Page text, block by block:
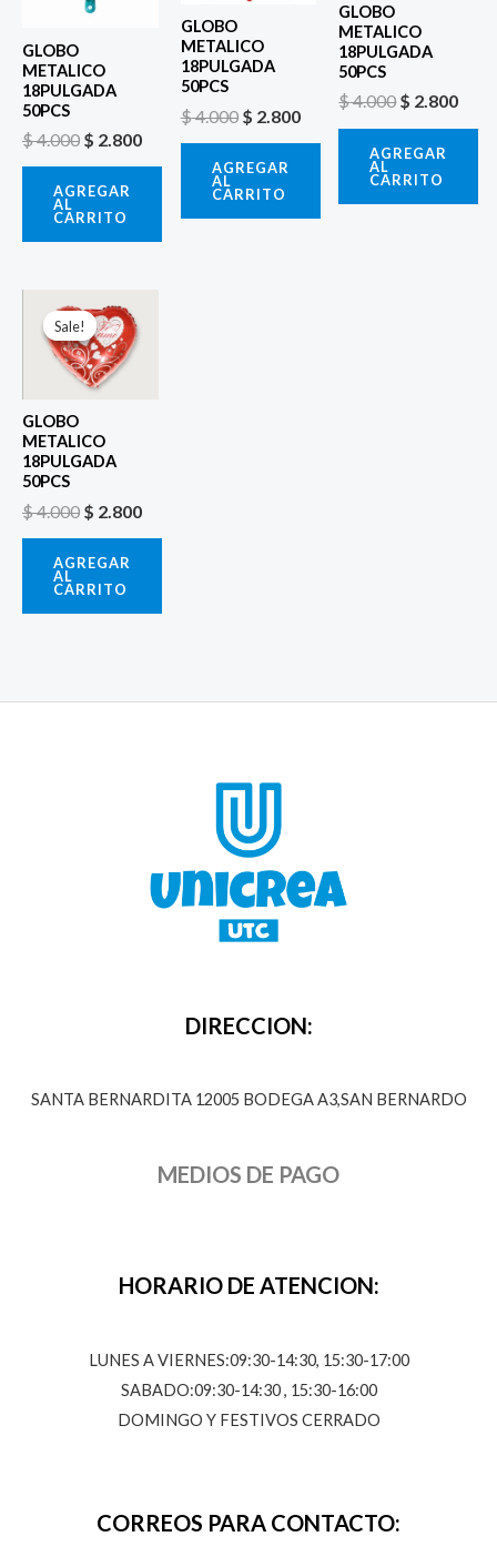
GLOBO
METALICO
18PULGADA
50PCS
$4.000 $ 2.800
AGREGAR
AL
CARRITO
GLOBO
METALICO
18PULGADA
50PCS
$4.000 $ 2.800
AGREGAR
AL
CARRITO
GLOBO
METALICO
18PULGADA
50PCS
$4.000$ 2.800
AGREGAR
AL
CARRITO
Sale!
Sale!
GLOBO
METALICO
18PULGADA
50PCS
$4.000
precio
original
era:
$ 4.000.
$ 2.800
AGREGAR
AL
CARRITO
DIRECCION:
SANTA BERNARDITA 12005 BODEGA A3,SAN BERNARDO
MEDIOS DE PAGO
HORARIO DE ATENCION:
LUNES A VIERNES:09:30-14:30, 15:30-17:00
SABADO:09:30-14:30 , 15:30-16:00
DOMINGO Y FESTIVOS CERRADO
CORREOS PARA CONTACTO: